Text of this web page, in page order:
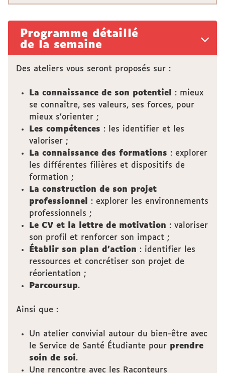
Programme détaillé
de la semaine
Des ateliers vous seront proposés sur :
La connaissance de son potentiel
: mieux
se connaître, ses valeurs, ses forces, pour
mieux s’orienter ;
Les compétences : les identifier et les
valoriser ;
La connaissance des formations : explorer
les différentes filières et dispositifs de
formation ;
La construction de son projet
professionnel : explorer les environnements
professionnels ;
Le CV et la lettre de motivation : valoriser
son profil et renforcer son impact ;
Établir son plan d’action : identifier les
ressources et concrétiser son projet de
réorientation ;
Parcoursup.
Ainsi que :
Un atelier convivial autour du bien-être avec
le Service de Santé Étudiante pour prendre
soin de soi.
Une rencontre avec les Raconteurs